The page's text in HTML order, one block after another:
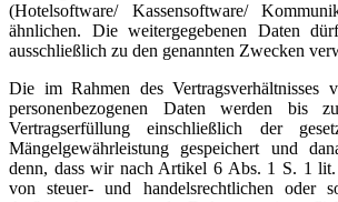
(Hotelsoftware/ Kassensoftware/
ähnlichen. Die weitergegebenen Daten
ausschließlich zu den genannten Zwecken
Die im Rahmen des Vertragsverhältnisses
personenbezogenen Daten werden bis
Vertragserfüllung einschließlich der
Mängelgewährleistung gespeichert und
denn, dass wir nach Artikel 6 Abs. 1 S. 1
von steuer- und handelsrechtlichen oder